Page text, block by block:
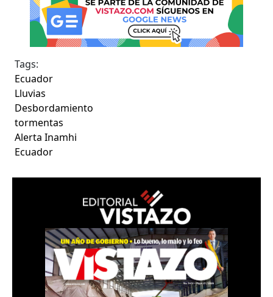
Tags:
Ecuador
Lluvias
Desbordamiento
tormentas
Alerta Inamhi
Ecuador